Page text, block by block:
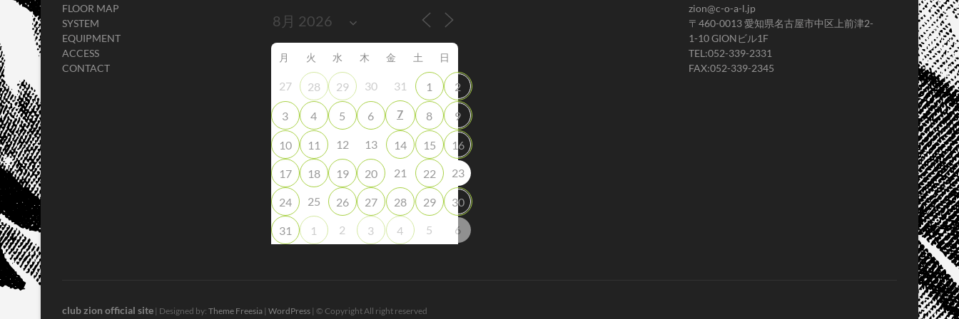
FLOOR MAP
SYSTEM
EQUIPMENT
ACCESS
CONTACT
月 火 水 木 金 土 日
27 28 29 30 31 1 2
3 4 5 6 7 8 9
10 11 12 13 14 15 16
17 18 19 20 21 22 23
24 25 26 27 28 29 30
31 1 2 3 4 5 6
zion@c-o-a-l.jp
〒460-0013 愛知県名古屋市中区上前津2-
1-10 GIONビル1F
TEL:052-339-2331
FAX:052-339-2345
club zion official site | Designed by: Theme Freesia | WordPress | © Copyright All right reserved